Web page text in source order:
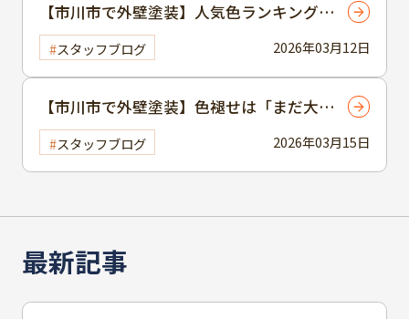
最新記事
2026年03月12日
【市川市で外壁塗装】人気色ランキングか
ら失敗しない色選びのコツまで！ プロが
後悔する色を徹底解説
スタッフブログ
2026年03月15日
【市川市で外壁塗装】色褪せは「まだ大丈
夫」のサイン？ プロが警告する放置リス
クと正しい診断タイミング
スタッフブログ